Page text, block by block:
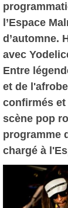
l’Espace
d’automne.
avec
Entre
et de
confirmés
scène pop
programme
chargé à